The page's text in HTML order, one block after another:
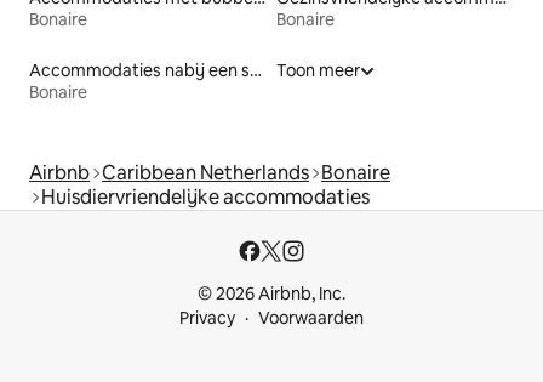
Bonaire
Bonaire
Accommodaties nabij een strand
Bonaire
Toon meer
Airbnb Caribbean Netherlands Bonaire
Huisdiervriendelijke accommodaties
© 2026 Airbnb, Inc.
Privacy
Voorwaarden